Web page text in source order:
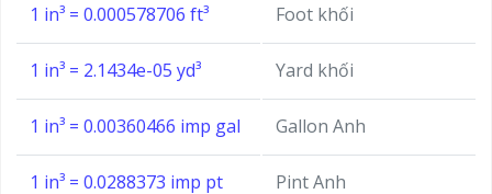
1 in³ = 0.000578706 ft³ Foot khối
1 in³ = 2.1434e-05 yd³ Yard khối
1 in³ = 0.00360466 imp gal Gallon Anh
1 in³ = 0.0288373 imp pt Pint Anh